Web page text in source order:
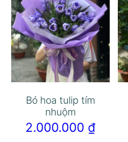
Bó hoa tulip tím
nhuộm
2.000.000 ₫